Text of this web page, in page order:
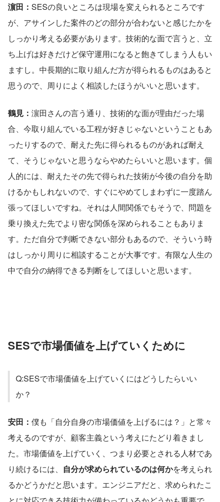
濵田： SESの良いところは現場を変えられるところです
が、アサインした案件のどの部分が合わないと感じたかを
しっかり考える必要があります。技術的な面で言うと、立
ち上げは好きだけど保守運用になると飽きてしまう人もい
ますし。中長期的に取り組んだ方が得られるものはあると
思うので、周りによく相談したほうがいいと思います。
鶴見： 濵田さんの言う通り、技術的な面が理由だった場
合、今取り組んでいる工程が好きじゃないということもあ
ったりするので、耐えた先に得られるものがあれば耐え
て、そうじゃないと思うならやめたらいいと思います。個
人的には、耐えたその先で得られた技術が今後の自分を助
けるかもしれないので、すぐにやめてしまわずに一度踏ん
張ってほしいですね。それは人間関係でもそうで、問題を
乗り換えた先でより密な関係を深められることもありま
す。ただ自分で判断できない部分もあるので、そういう時
はしっかり周りに相談することが大事です。有限な人生の
中で自分の納得できる判断をしてほしいと思います。
SESで市場価値を上げていくために
Q:SESで市場価値を上げていくにはどうしたらいい
か？
安田： 僕も「自分自身の市場価値を上げるには？」と常々
考えるのですが、顧客主義という考えにたどり着きまし
た。市場価値を上げていく、つまり必要とされる人材であ
り続けるには、 自分が求められているのは何かを考えられ
るかどうかだと思います。エンジニアだと、求められたこ